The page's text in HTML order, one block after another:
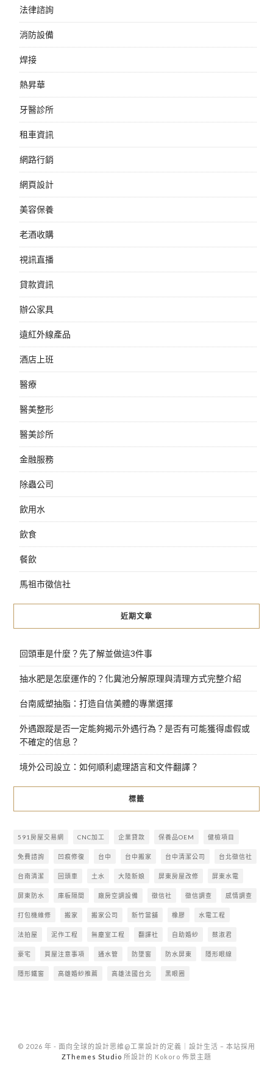
法律諮詢
消防設備
焊接
熱昇華
牙醫診所
租車資訊
網路行銷
網頁設計
美容保養
老酒收購
視訊直播
貸款資訊
辦公家具
遠紅外線產品
酒店上班
醫療
醫美整形
醫美診所
金融服務
除蟲公司
飲用水
飲食
餐飲
馬祖市徵信社
近期文章
回頭車是什麼？先了解並做這3件事
抽水肥是怎麼運作的？化糞池分解原理與清理方式完整介紹
台南威塑抽脂：打造自信美體的專業選擇
外遇跟蹤是否一定能夠揭示外遇行為？是否有可能獲得虛假或
不確定的信息？
境外公司設立：如何順利處理語言和文件翻譯？
標籤
591房屋交易網 CNC加工 企業貸款 保養品OEM 健檢項目
免費諮詢 凹痕修復 台中 台中搬家 台中清潔公司 台北徵信社
台南清潔 回頭車 土水 大陸新娘 屏東房屋改修 屏東水電
屏東防水 庫板隔間 廠房空調設備 徵信社 徵信調查 感情調查
打包機維修 搬家 搬家公司 新竹當舖 橡膠 水電工程
法拍屋 泥作工程 無塵室工程 翻譯社 自助婚紗 蔡淑君
豪宅 買屋注意事項 通水管 防墜窗 防水屏東 隱形眼線
隱形鐵窗 高雄婚紗推薦 高雄法國台北 黑眼圈
© 2026 年 - 面向全球的設計思維@工業設計的定義｜設計生活 – 本站採用
ZThemes Studio 所設計的 Kokoro 佈景主題